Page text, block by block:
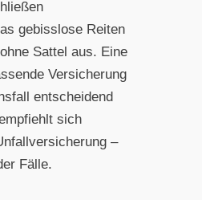
gebisslose Reiten
Sattel aus. Eine
Versicherung
entscheidend
sich
–
Fälle.